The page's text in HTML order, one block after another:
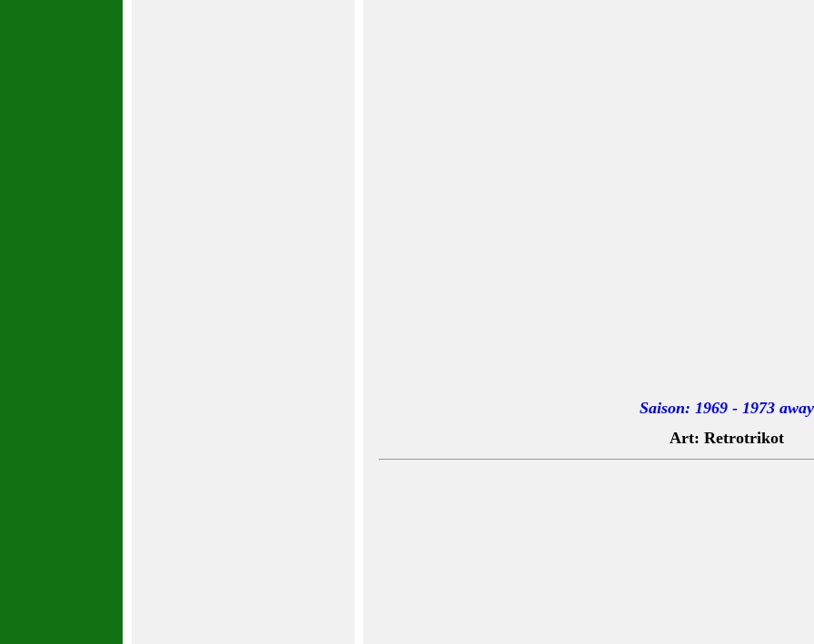
Saison: 1969 - 1973 away
Art: Retrotrikot